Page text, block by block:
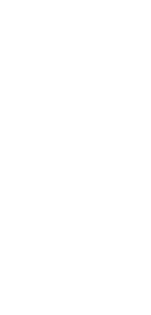
Tak Produktif